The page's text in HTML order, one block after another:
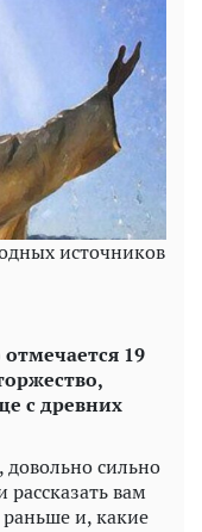
источников
19
с древних
сильно
вам
и, какие